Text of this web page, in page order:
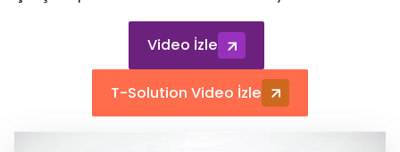
Video İzle
T-Solution Video İzle